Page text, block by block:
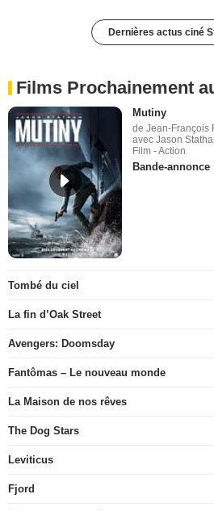
Dernières actus ciné
Films Prochainement
Mutiny
de Jean-François
avec Jason
Film - Action
Bande-annonce
Tombé du ciel
La fin d’Oak Street
Avengers: Doomsday
Fantômas – Le nouveau monde
La Maison de nos rêves
The Dog Stars
Leviticus
Fjord